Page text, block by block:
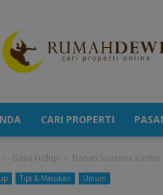
Berita
Properti
Terkini
CARI PROPERTI
Gaya Hidup Bosan Suasana
Tips & Masukan Umum